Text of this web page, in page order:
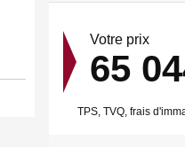
Votre prix
65